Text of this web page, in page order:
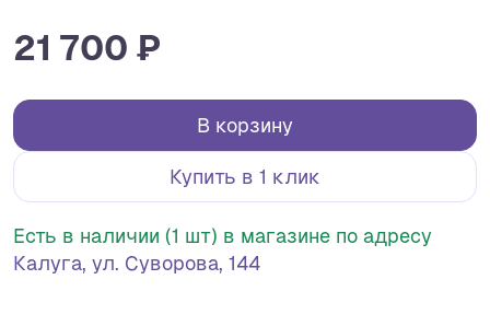
21 700 ₽
В корзину
Купить в 1 клик
Есть в наличии (1 шт) в магазине по адресу
Калуга, ул. Суворова, 144